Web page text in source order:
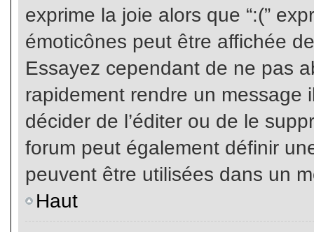
exprime la joie alors que “:(”
émoticônes peut être affichée
Essayez cependant de ne pas
rapidement rendre un message
décider de l’éditer ou de le
forum peut également définir
peuvent être utilisées dans un
Haut